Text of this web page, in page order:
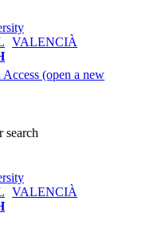
VALENCIÀ
(open a new
search
VALENCIÀ